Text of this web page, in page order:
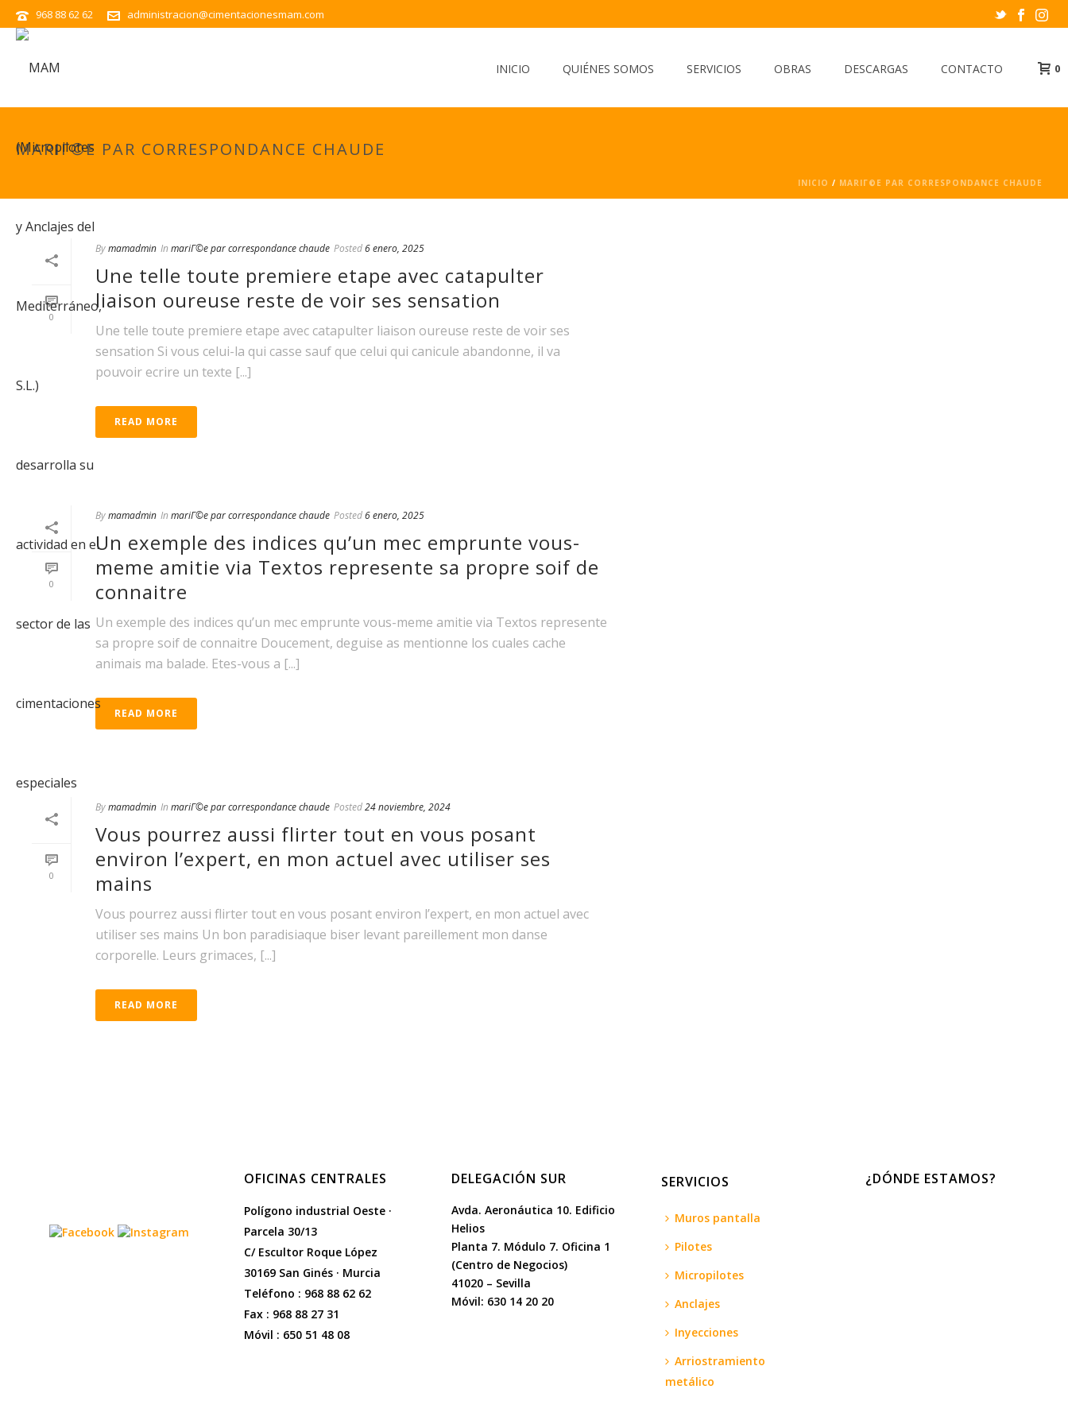
968 88 62 62 administracion@cimentacionesmam.com
INICIO QUIÉNES SOMOS SERVICIOS OBRAS DESCARGAS CONTACTO 0
MARIГ©E PAR CORRESPONDANCE CHAUDE
INICIO / MARIГ©E PAR CORRESPONDANCE CHAUDE
0
Bymamadmin In mariГ©e par correspondance chaude Posted6 enero, 2025
Une telle toute premiere etape avec catapulter
liaison oureuse reste de voir ses sensation
Une telle toute premiere etape avec catapulter liaison oureuse reste de voir ses
sensation Si vous celui-la qui casse sauf que celui qui canicule abandonne, il va
pouvoir ecrire un texte [...]
READ MORE
0
Bymamadmin In mariГ©e par correspondance chaude Posted6 enero, 2025
Un exemple des indices qu’un mec emprunte vous-
meme amitie via Textos represente sa propre soif de
connaitre
Un exemple des indices qu’un mec emprunte vous-meme amitie via Textos represente
sa propre soif de connaitre Doucement, deguise as mentionne los cuales cache
animais ma balade. Etes-vous a [...]
READ MORE
0
Bymamadmin In mariГ©e par correspondance chaude Posted24 noviembre, 2024
Vous pourrez aussi flirter tout en vous posant
environ l’expert, en mon actuel avec utiliser ses
mains
Vous pourrez aussi flirter tout en vous posant environ l’expert, en mon actuel avec
utiliser ses mains Un bon paradisiaque biser levant pareillement mon danse
corporelle. Leurs grimaces, [...]
READ MORE
OFICINAS CENTRALES
Polígono industrial Oeste ·
Parcela 30/13
C/ Escultor Roque López
30169 San Ginés · Murcia
Teléfono : 968 88 62 62
Fax : 968 88 27 31
Móvil : 650 51 48 08
DELEGACIÓN SUR
Avda. Aeronáutica 10. Edificio
Helios
Planta 7. Módulo 7. Oficina 1
(Centro de Negocios)
41020 – Sevilla
Móvil: 630 14 20 20
SERVICIOS
Muros pantalla
Pilotes
Micropilotes
Anclajes
Inyecciones
Arriostramiento
metálico
¿DÓNDE ESTAMOS?